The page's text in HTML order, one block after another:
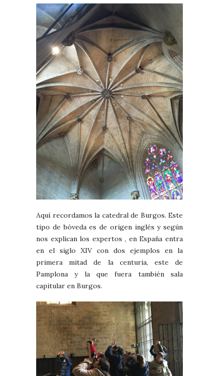
Aquí recordamos la catedral de Burgos. Este
tipo de bóveda es de origen inglés y según
nos explican los expertos , en España entra
en el siglo XIV con dos ejemplos en la
primera mitad de la centuria, este de
Pamplona y la que fuera también sala
capitular en Burgos.